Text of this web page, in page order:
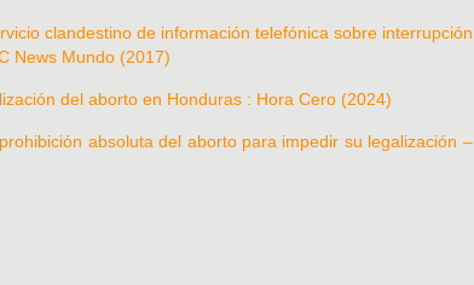
clandestino de información telefónica sobre interrupción
News Mundo (2017)
del aborto en Honduras : Hora Cero (2024)
absoluta del aborto para impedir su legalización –